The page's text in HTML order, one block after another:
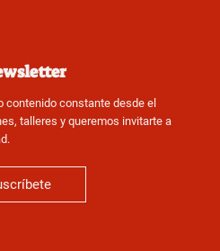
contenido constante desde el
talleres y queremos invitarte a